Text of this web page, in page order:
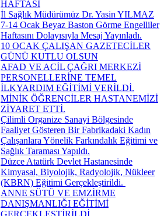
HAFTASI
İl Sağlık Müdürümüz Dr. Yasin YILMAZ
7-14 Ocak Beyaz Baston Görme Engelliler
Haftasını Dolayısıyla Mesaj Yayınladı.
10 OCAK ÇALIŞAN GAZETECİLER
GÜNÜ KUTLU OLSUN
AFAD VE ACİL ÇAĞRI MERKEZİ
PERSONELLERİNE TEMEL
İLKYARDIM EĞİTİMİ VERİLDİ.
MİNİK ÖĞRENCİLER HASTANEMİZİ
ZİYARET ETTİ.
Çilimli Organize Sanayi Bölgesinde
Faaliyet Gösteren Bir Fabrikadaki Kadın
Çalışanlara Yönelik Farkındalık Eğitimi ve
Sağlık Taraması Yapıldı.
Düzce Atatürk Devlet Hastanesinde
Kimyasal, Biyolojik, Radyolojik, Nükleer
(KBRN) Eğitimi Gerçekleştirildi. ​
ANNE SÜTÜ VE EMZİRME
DANIŞMANLIĞI EĞİTİMİ
GERÇEKLEŞTİRİLDİ